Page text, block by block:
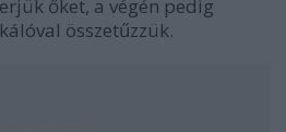
őket, a végén pedig
összetűzzük.